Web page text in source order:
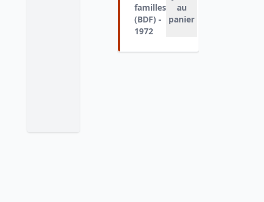
familles
(BDF) -
1972
au
panier